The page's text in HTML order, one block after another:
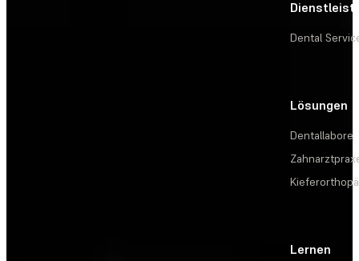
Dental
Lösungen
Dentallabore
Lernen